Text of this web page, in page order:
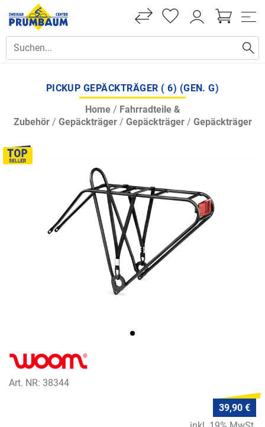
PICKUP GEPÄCKTRÄGER ( 6) (GEN. G)
Home/ Fahrradteile &
Zubehör/ Gepäckträger/ Gepäckträger/ Gepäckträger
Art. NR: 38344
39,90 €